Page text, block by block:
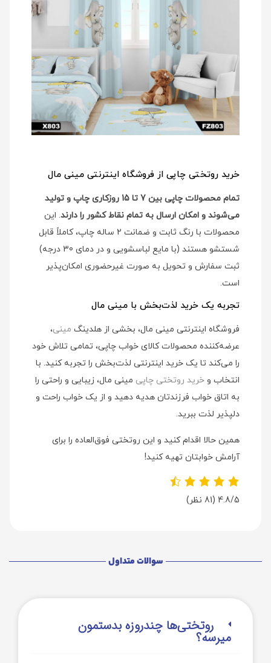
خرید روتختی چاپی از فروشگاه اینترنتی مینی مال
تمام محصولات چاپی بین 7 تا 15 روزکاری چاپ و تولید
می‌شوند و امکان ارسال به تمام نقاط کشور را دارند. این
محصولات با رنگ ثابت و ضمانت 2 ساله چاپ، کاملاً قابل
شستشو هستند (با مایع لباسشویی و در دمای 30 درجه)
ثبت سفارش و تحویل به صورت غیرحضوری امکان‌پذیر
است.
تجربه یک خرید لذت‌بخش با مینی مال
فروشگاه اینترنتی مینی مال، بخشی از هلدینگ مینی،
عرضه‌کننده محصولات کالای خواب چاپی، تمامی تلاش خود
را می‌کند تا یک خرید اینترنتی لذت‌بخش را تجربه کنید. با
انتخاب و خرید روتختی چاپی مینی مال، زیبایی و راحتی را
به اتاق خواب فرزندتان هدیه دهید و از یک خواب راحت و
دلپذیر لذت ببرید.
همین حالا اقدام کنید و این روتختی فوق‌العاده را برای
آرامش خوابتان تهیه کنید!
4.8/5 (81 نظر)
سوالات متداول
روتختی‌‌ها چندروزه بدستمون
میرسه؟